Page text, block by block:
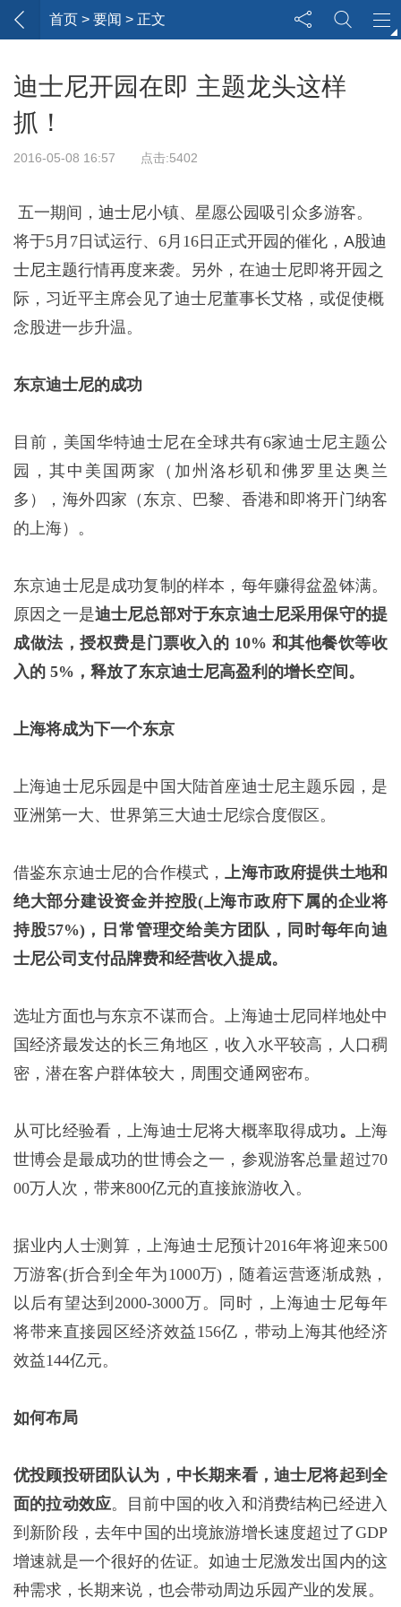
首页 > 要闻 > 正文
迪士尼开园在即 主题龙头这样
抓！
2016-05-08 16:57 点击:5402
五一期间， 迪士尼小镇、星愿公园吸引众多游客。
将于5月7日试运行、6月16日正式开园的催化， A股迪
士尼主题行情再度来袭。另外，在迪士尼即将开园之
际，习近平主席会见了迪士尼董事长艾格，或促使概
念股进一步升温。
东京迪士尼的成功
目前，美国华特迪士尼在全球共有6家迪士尼主题公
园，其中美国两家（加州洛杉矶和佛罗里达奥兰
多），海外四家（东京、巴黎、香港和即将开门纳客
的上海）。
东京迪士尼是成功复制的样本，每年赚得盆盈钵满。
原因之一是迪士尼总部对于东京迪士尼采用保守的提
成做法，授权费是门票收入的 10% 和其他餐饮等收
入的 5% ，释放了东京迪士尼高盈利的增长空间。
上海将成为下一个东京
上海迪士尼乐园是中国大陆首座迪士尼主题乐园，是
亚洲第一大、世界第三大迪士尼综合度假区。
借鉴东京迪士尼的合作模式，上海市政府提供土地和
绝大部分建设资金并控股(上海市政府下属的企业将
持股57%)，日常管理交给美方团队，同时每年向迪
士尼公司支付品牌费和经营收入提成。
选址方面也与东京不谋而合。上海迪士尼同样地处中
国经济最发达的长三角地区，收入水平较高，人口稠
密，潜在客户群体较大，周围交通网密布。
从可比经验看，上海迪士尼将大概率取得成功。 上海
世博会是最成功的世博会之一，参观游客总量超过70
00万人次，带来800亿元的直接旅游收入。
据业内人士测算，上海迪士尼预计2016年将迎来500
万游客(折合到全年为1000万)，随着运营逐渐成熟，
以后有望达到2000-3000万。同时，上海迪士尼每年
将带来直接园区经济效益156亿，带动上海其他经济
效益144亿元。
如何布局
优投顾投研团队认为，中长期来看，迪士尼将起到全
面的拉动效应。目前中国的收入和消费结构已经进入
到新阶段，去年中国的出境旅游增长速度超过了GDP
增速就是一个很好的佐证。如迪士尼激发出国内的这
种需求，长期来说，也会带动周边乐园产业的发展。